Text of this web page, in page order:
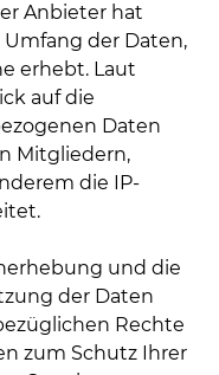
Anbieter hat
der Daten,
erhebt. Laut
auf die
Daten
Mitgliedern,
die IP-
und die
der Daten
Rechte
zum Schutz Ihrer